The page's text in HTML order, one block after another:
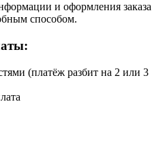
и оформления заказа
способом.
(платёж разбит на 2 или 3